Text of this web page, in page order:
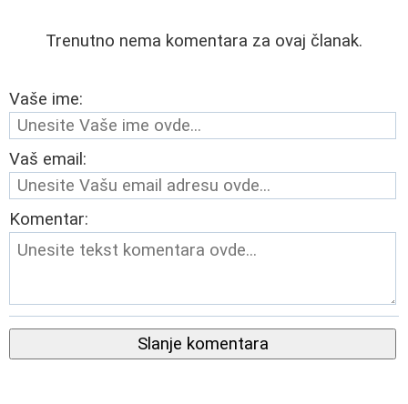
Trenutno nema komentara za ovaj članak.
Vaše ime:
Vaš email:
Komentar:
Slanje komentara